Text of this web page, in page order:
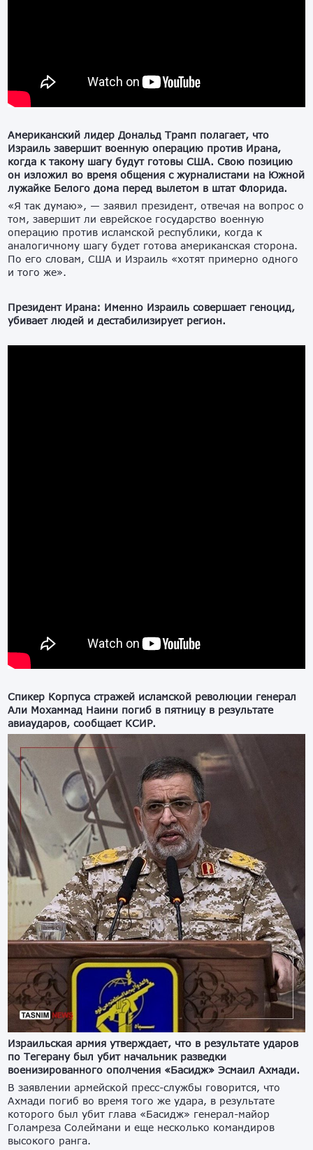
Американский лидер Дональд Трамп полагает, что
Израиль завершит военную операцию против Ирана,
когда к такому шагу будут готовы США. Свою позицию
он изложил во время общения с журналистами на Южной
лужайке Белого дома перед вылетом в штат Флорида.
«Я так думаю», — заявил президент, отвечая на вопрос о
том, завершит ли еврейское государство военную
операцию против исламской республики, когда к
аналогичному шагу будет готова американская сторона.
По его словам, США и Израиль «хотят примерно одного
и того же».
Президент Ирана: Именно Израиль совершает геноцид,
убивает людей и дестабилизирует регион.
Спикер Корпуса стражей исламской революции генерал
Али Мохаммад Наини погиб в пятницу в результате
авиаударов, сообщает КСИР.
Израильская армия утверждает, что в результате ударов
по Тегерану был убит начальник разведки
военизированного ополчения «Басидж» Эсмаил Ахмади.
В заявлении армейской пресс-службы говорится, что
Ахмади погиб во время того же удара, в результате
которого был убит глава «Басидж» генерал-майор
Голамреза Солеймани и еще несколько командиров
высокого ранга.